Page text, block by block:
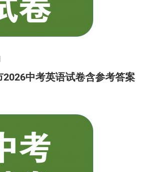
中考英语试卷含参考答案